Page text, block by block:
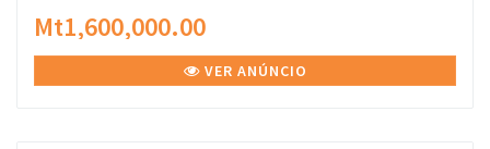
Mt1,600,000.00
VER ANÚNCIO